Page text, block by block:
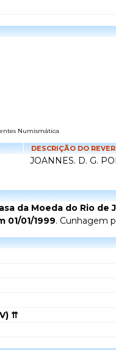
Numismática
DESCRIÇÃO DO
JOANNES. D. G.
da Moeda do Rio de
01/01/1999. Cunhagem
⇈